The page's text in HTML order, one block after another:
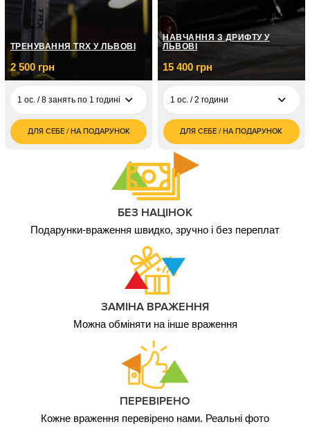
1 ос. / 12 міс
10 000
5 ос. / 3 години
2 500
2 ос. / Індивідуальний
сплав /До 3 годин
2 000
ТРЕНУВАННЯ TRX У ЛЬВОВІ
2 500 грн
1 ос. / 8 занять по 1 годині
1 ос. / 8 занять по 1
годині
грн
3 700
грн
ДЛЯ СЕБЕ / НА ПОДАРУНОК
НАВЧАННЯ З ДРИФТУ У
ЛЬВОВІ
15 400 грн
1 ос. / 2 години
15 400
грн
ДЛЯ СЕБЕ / НА ПОДАРУНОК
БЕЗ НАЦІНОК
Подарунки-враження швидко, зручно і без переплат
ЗАМІНА ВРАЖЕННЯ
Можна обміняти на інше враження
ПЕРЕВІРЕНО
Кожне враження перевірено нами. Реальні фото